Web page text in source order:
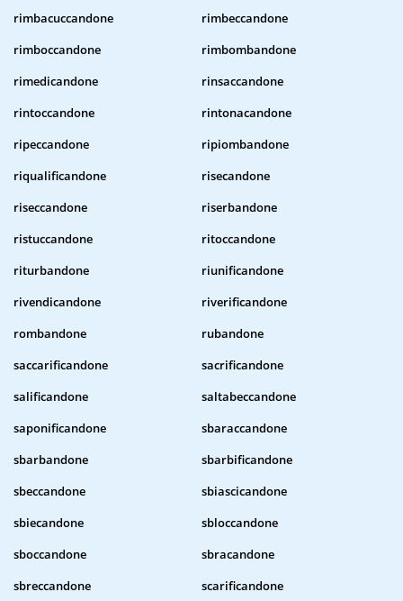
rimbacuccandone
rimbeccandone
rimboccandone
rimbombandone
rimedicandone
rinsaccandone
rintoccandone
rintonacandone
ripeccandone
ripiombandone
riqualificandone
risecandone
riseccandone
riserbandone
ristuccandone
ritoccandone
riturbandone
riunificandone
rivendicandone
riverificandone
rombandone
rubandone
saccarificandone
sacrificandone
salificandone
saltabeccandone
saponificandone
sbaraccandone
sbarbandone
sbarbificandone
sbeccandone
sbiascicandone
sbiecandone
sbloccandone
sboccandone
sbracandone
sbreccandone
scarificandone